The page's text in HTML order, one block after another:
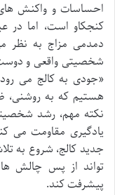
احساسات و واکنش
کنجکاو است، اما در
دمدمی مزاج به نظر
شخصیتی واقعی و
«جودی به کالج می
هستیم که به روشنی،
نکته مهم، رشد
یادگیری مقاومت می
جدید کالج، شروع به
تواند از پس چالش
پیشرفت کند.